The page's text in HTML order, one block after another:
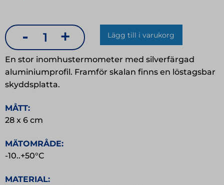
-
Inomhustermometer,
aluminium,
28
cm
+ Lägg till i varukorg
En stor inomhustermometer med silverfärgad
aluminiumprofil. Framför skalan finns en löstagsbar
skyddsplatta.
MÅTT:
28 x 6 cm
MÄTOMRÅDE:
-10..+50°C
MATERIAL: